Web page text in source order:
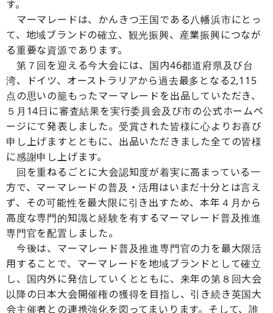
す。
マーマレードは、かんきつ王国である八幡浜市にとっ
て、地域ブランドの確立、観光振興、産業振興につなが
る重要な資源であります。
第７回を迎える今大会には、国内46都道府県及び台
湾、ドイツ、オーストラリアから過去最多となる2,115
点の思いの籠もったマーマレードを出品していただき、
５月14日に審査結果を実行委員会及び市の公式ホームペ
ージにて発表しました。受賞された皆様に心よりお喜び
申し上げますとともに、出品いただきました全ての皆様
に感謝申し上げます。
回を重ねるごとに大会認知度が着実に高まっている一
方で、マーマレードの普及・活用はいまだ十分とは言え
ず、その可能性を最大限に引き出すため、本年４月から
高度な専門的知識と経験を有するマーマレード普及推進
専門官を配置しました。
今後は、マーマレード普及推進専門官の力を最大限活
用することで、マーマレードを地域ブランドとして確立
し、国内外に発信していくとともに、来年の第８回大会
以降の日本大会開催権の獲得を目指し、引き続き英国大
会主催者との連携強化を図ってまいります。そして、誰